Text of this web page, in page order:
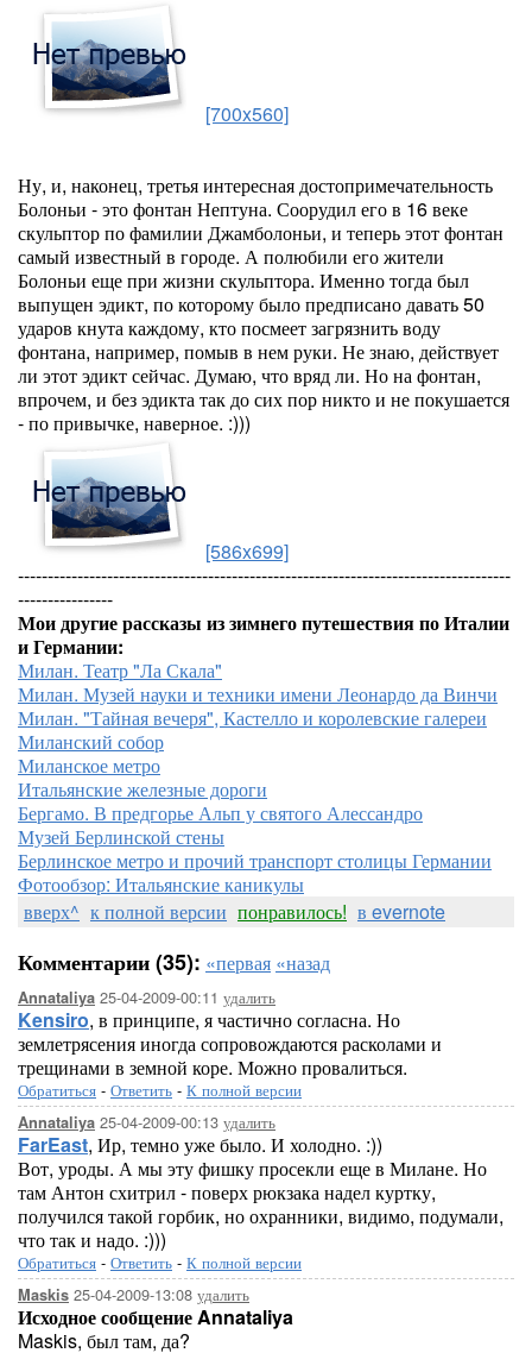
[700x560]
Ну, и, наконец, третья интересная достопримечательность
Болоньи - это фонтан Нептуна. Соорудил его в 16 веке
скульптор по фамилии Джамболоньи, и теперь этот фонтан
самый известный в городе. А полюбили его жители
Болоньи еще при жизни скульптора. Именно тогда был
выпущен эдикт, по которому было предписано давать 50
ударов кнута каждому, кто посмеет загрязнить воду
фонтана, например, помыв в нем руки. Не знаю, действует
ли этот эдикт сейчас. Думаю, что вряд ли. Но на фонтан,
впрочем, и без эдикта так до сих пор никто и не покушается
- по привычке, наверное. :)))
[586x699]
-----------------------------------------------------------------------------------
----------------
Мои другие рассказы из зимнего путешествия по Италии
и Германии:
Милан. Театр "Ла Скала"
Милан. Музей науки и техники имени Леонардо да Винчи
Милан. "Тайная вечеря", Кастелло и королевские галереи
Миланский собор
Миланское метро
Итальянские железные дороги
Бергамо. В предгорье Альп у святого Алессандро
Музей Берлинской стены
Берлинское метро и прочий транспорт столицы Германии
Фотообзор: Итальянские каникулы
вверх^ к полной версии понравилось! в evernote
Комментарии (35): «первая «назад
Annataliya 25-04-2009-00:11 удалить
Kensiro, в принципе, я частично согласна. Но
землетрясения иногда сопровождаются расколами и
трещинами в земной коре. Можно провалиться.
Обратиться - Ответить - К полной версии
Annataliya 25-04-2009-00:13 удалить
FarEast, Ир, темно уже было. И холодно. :))
Вот, уроды. А мы эту фишку просекли еще в Милане. Но
там Антон схитрил - поверх рюкзака надел куртку,
получился такой горбик, но охранники, видимо, подумали,
что так и надо. :)))
Обратиться - Ответить - К полной версии
Maskis 25-04-2009-13:08 удалить
Исходное сообщение Annataliya
Maskis, был там, да?